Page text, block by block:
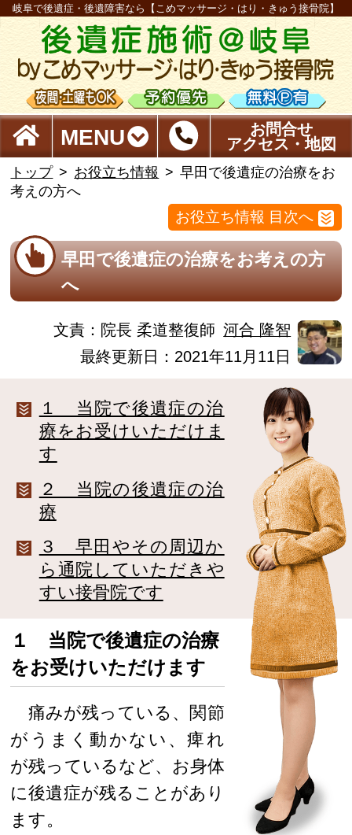
岐阜で後遺症・後遺障害なら【こめマッサージ・はり・きゅう接骨院】
MENU
お問合せ
アクセス・地図
トップ お役立ち情報
早田で後遺症の治療をお
考えの方へ
お役立ち情報 目次へ
早田で後遺症の治療をお考えの方
へ
文責： 院長 柔道整復師 河合 隆智
最終更新日：2021年11月11日
１ 当院で後遺症の治
療をお受けいただけま
す
２ 当院の後遺症の治
療
３ 早田やその周辺か
ら通院していただきや
すい接骨院です
１ 当院で後遺症の治療
をお受けいただけます
痛みが残っている、関節
がうまく動かない、痺れ
が残っているなど、お身体
に後遺症が残ることがあり
ます。